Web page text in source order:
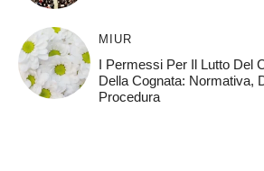
MIUR
I Permessi Per Il Lutto Del
Della Cognata: Normativa,
Procedura